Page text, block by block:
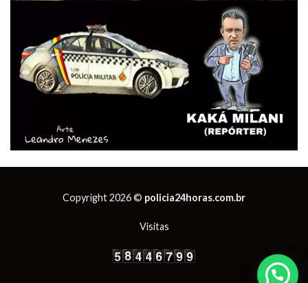
Copyright 2026 © policia24horas.com.br
Visitas